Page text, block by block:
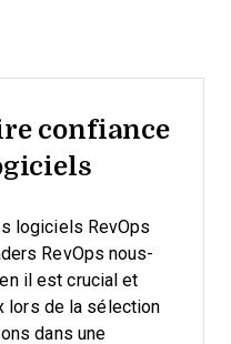
confiance
logiciels RevOps
RevOps nous-
il est crucial et
lors de la sélection
dans une